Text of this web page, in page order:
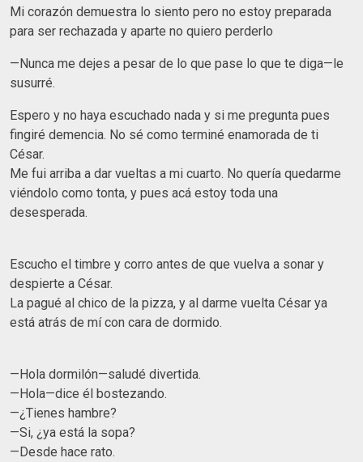
Mi corazón demuestra lo siento pero no estoy preparada
para ser rechazada y aparte no quiero perderlo
—Nunca me dejes a pesar de lo que pase lo que te diga—le
susurré.
Espero y no haya escuchado nada y si me pregunta pues
fingiré demencia. No sé como terminé enamorada de ti
César.
Me fui arriba a dar vueltas a mi cuarto. No quería quedarme
viéndolo como tonta, y pues acá estoy toda una
desesperada.
Escucho el timbre y corro antes de que vuelva a sonar y
despierte a César.
La pagué al chico de la pizza, y al darme vuelta César ya
está atrás de mí con cara de dormido.
—Hola dormilón—saludé divertida.
—Hola—dice él bostezando.
—¿Tienes hambre?
—Si, ¿ya está la sopa?
—Desde hace rato.